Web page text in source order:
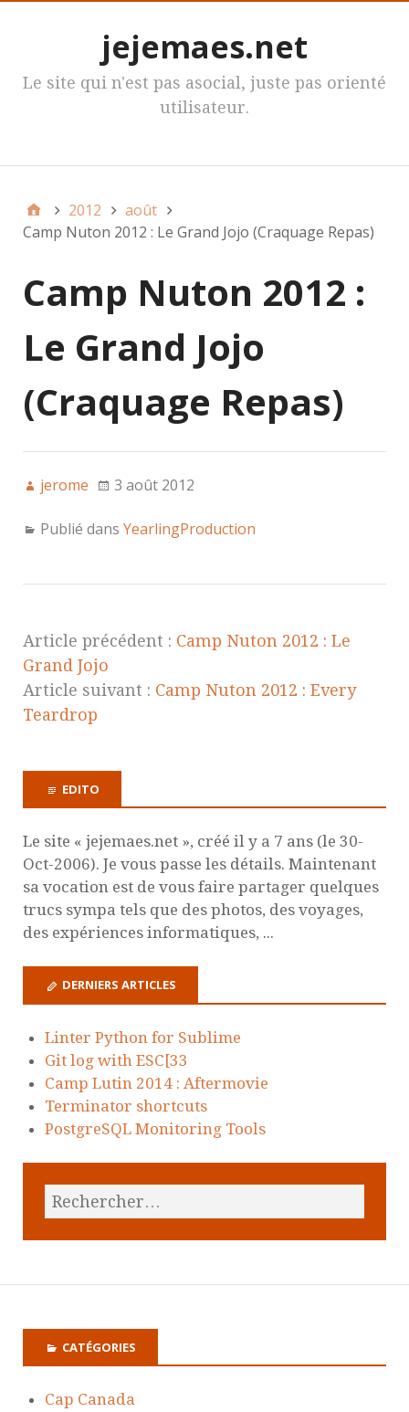
jejemaes.net
Le site qui n'est pas asocial, juste pas orienté
utilisateur.
2012
août
Camp Nuton 2012 : Le Grand Jojo (Craquage Repas)
Camp Nuton 2012 :
Le Grand Jojo
(Craquage Repas)
jerome 3 août 2012
Publié dans YearlingProduction
Article précédent : Camp Nuton 2012 : Le
Grand Jojo
Article suivant : Camp Nuton 2012 : Every
Teardrop
EDITO
Le site « jejemaes.net », créé il y a 7 ans (le 30-
Oct-2006). Je vous passe les détails. Maintenant
sa vocation est de vous faire partager quelques
trucs sympa tels que des photos, des voyages,
des expériences informatiques, ...
DERNIERS ARTICLES
Linter Python for Sublime
Git log with ESC[33
Camp Lutin 2014 : Aftermovie
Terminator shortcuts
PostgreSQL Monitoring Tools
CATÉGORIES
Cap Canada